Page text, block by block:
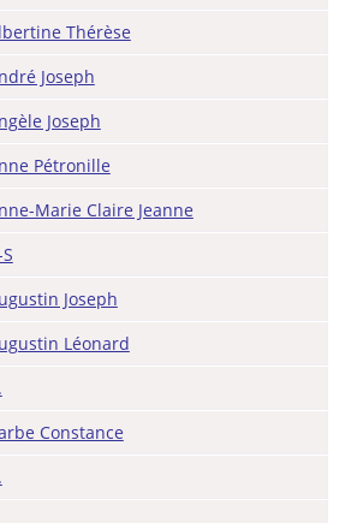
Thérèse
Joseph
Joseph
Pétronille
Marie Claire Jeanne
Joseph
Léonard
Constance